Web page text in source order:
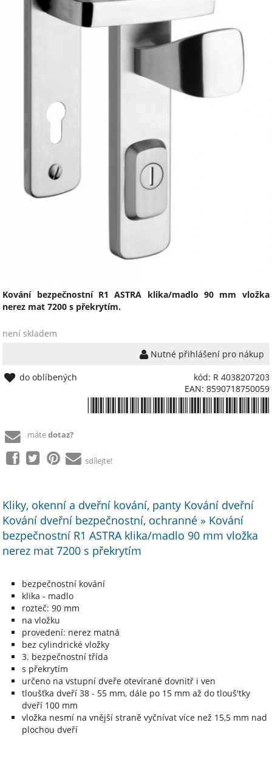
Kování bezpečnostní R1 ASTRA klika/madlo 90 mm vložka
nerez mat 7200 s překrytím.
není skladem
Nutné přihlášení pro nákup
kód: R 4038207203
EAN: 8590718750059
do oblíbených
mátedotaz?
sdílejte!
Kliky, okenní a dveřní kování, panty Kování dveřní
Kování dveřní bezpečnostní, ochranné » Kování
bezpečnostní R1 ASTRA klika/madlo 90 mm vložka
nerez mat 7200 s překrytím
bezpečnostní kování
klika - madlo
rozteč: 90 mm
na vložku
provedení: nerez matná
bez cylindrické vložky
3. bezpečnostní třída
s překrytím
určeno na vstupní dveře otevírané dovnitř i ven
tloušťka dveří 38 - 55 mm, dále po 15 mm až do tlouš'tky
dveří 100 mm
vložka nesmí na vnější straně vyčnívat více než 15,5 mm nad
plochou dveří